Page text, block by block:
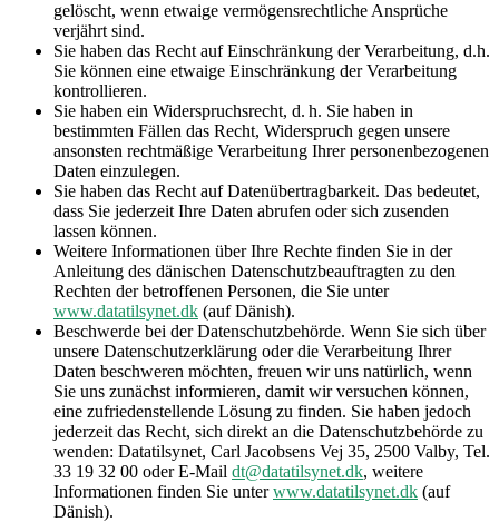
gelöscht, wenn etwaige vermögensrechtliche Ansprüche
verjährt sind.
Sie haben das Recht auf Einschränkung der Verarbeitung, d.h.
Sie können eine etwaige Einschränkung der Verarbeitung
kontrollieren.
Sie haben ein Widerspruchsrecht, d. h. Sie haben in
bestimmten Fällen das Recht, Widerspruch gegen unsere
ansonsten rechtmäßige Verarbeitung Ihrer personenbezogenen
Daten einzulegen.
Sie haben das Recht auf Datenübertragbarkeit. Das bedeutet,
dass Sie jederzeit Ihre Daten abrufen oder sich zusenden
lassen können.
Weitere Informationen über Ihre Rechte finden Sie in der
Anleitung des dänischen Datenschutzbeauftragten zu den
Rechten der betroffenen Personen, die Sie unter
www.datatilsynet.dk (auf Dänish).
Beschwerde bei der Datenschutzbehörde. Wenn Sie sich über
unsere Datenschutzerklärung oder die Verarbeitung Ihrer
Daten beschweren möchten, freuen wir uns natürlich, wenn
Sie uns zunächst informieren, damit wir versuchen können,
eine zufriedenstellende Lösung zu finden. Sie haben jedoch
jederzeit das Recht, sich direkt an die Datenschutzbehörde zu
wenden: Datatilsynet, Carl Jacobsens Vej 35, 2500 Valby, Tel.
33 19 32 00 oder E-Mail dt@datatilsynet.dk, weitere
Informationen finden Sie unterwww.datatilsynet.dk (auf
Dänish).